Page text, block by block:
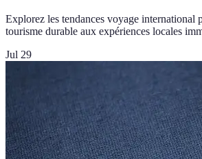
Explorez les tendances voyage international
tourisme durable aux expériences locales
Jul 29